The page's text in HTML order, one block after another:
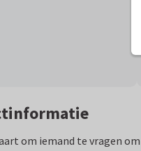
om iemand te vragen